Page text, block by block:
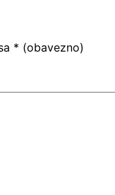
* (obavezno)